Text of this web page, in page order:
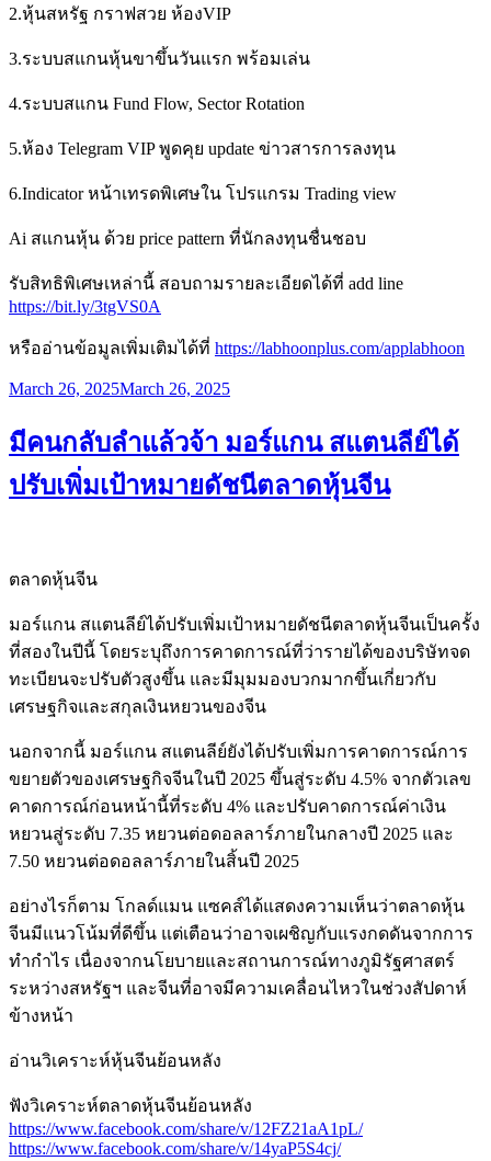
2.หุ้นสหรัฐ กราฟสวย ห้องVIP
3.ระบบสแกนหุ้นขาขึ้นวันแรก พร้อมเล่น
4.ระบบสแกน Fund Flow, Sector Rotation
5.ห้อง Telegram VIP พูดคุย update ข่าวสารการลงทุน
6.Indicator หน้าเทรดพิเศษใน โปรแกรม Trading view
Ai สแกนหุ้น ด้วย price pattern ที่นักลงทุนชื่นชอบ
รับสิทธิพิเศษเหล่านี้ สอบถามรายละเอียดได้ที่ add line
https://bit.ly/3tgVS0A
หรืออ่านข้อมูลเพิ่มเติมได้ที่ https://labhoonplus.com/applabhoon
Posted
March 26, 2025March 26, 2025
​มีคนกลับลำแล้วจ้า มอร์แกน สแตนลีย์ได้
ปรับเพิ่มเป้าหมายดัชนีตลาดหุ้นจีน
ตลาดหุ้นจีน
​มอร์แกน สแตนลีย์ได้ปรับเพิ่มเป้าหมายดัชนีตลาดหุ้นจีนเป็นครั้ง
ที่สองในปีนี้ โดยระบุถึงการคาดการณ์ที่ว่ารายได้ของบริษัทจด
ทะเบียนจะปรับตัวสูงขึ้น และมีมุมมองบวกมากขึ้นเกี่ยวกับ
เศรษฐกิจและสกุลเงินหยวนของจีน ​
นอกจากนี้ มอร์แกน สแตนลีย์ยังได้ปรับเพิ่มการคาดการณ์การ
ขยายตัวของเศรษฐกิจจีนในปี 2025 ขึ้นสู่ระดับ 4.5% จากตัวเลข
คาดการณ์ก่อนหน้านี้ที่ระดับ 4% และปรับคาดการณ์ค่าเงิน
หยวนสู่ระดับ 7.35 หยวนต่อดอลลาร์ภายในกลางปี 2025 และ
7.50 หยวนต่อดอลลาร์ภายในสิ้นปี 2025 ​
อย่างไรก็ตาม โกลด์แมน แซคส์ได้แสดงความเห็นว่าตลาดหุ้น
จีนมีแนวโน้มที่ดีขึ้น แต่เตือนว่าอาจเผชิญกับแรงกดดันจากการ
ทำกำไร เนื่องจากนโยบายและสถานการณ์ทางภูมิรัฐศาสตร์
ระหว่างสหรัฐฯ และจีนที่อาจมีความเคลื่อนไหวในช่วงสัปดาห์
ข้างหน้า
อ่านวิเคราะห์หุ้นจีนย้อนหลัง
ฟังวิเคราะห์ตลาดหุ้นจีนย้อนหลัง
https://www.facebook.com/share/v/12FZ21aA1pL/
https://www.facebook.com/share/v/14yaP5S4cj/